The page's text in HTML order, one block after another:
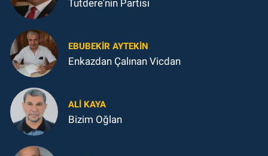
Tutdere'nin Partisi
EBUBEKIR AYTEKIN
Enkazdan Çalınan Vicdan
ALI KAYA
Bizim Oğlan